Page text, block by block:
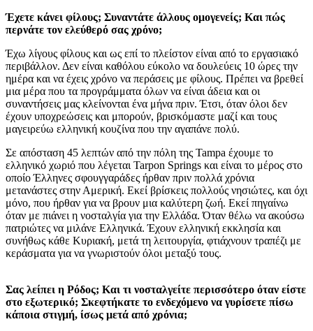
Έχετε κάνει φίλους; Συναντάτε άλλους ομογενείς; Και πώς
περνάτε τον ελεύθερό σας χρόνο;
Έχω λίγους φίλους και ως επί το πλείστον είναι από το εργασιακό
περιβάλλον. Δεν είναι καθόλου εύκολο να δουλεύεις 10 ώρες την
ημέρα και να έχεις χρόνο να περάσεις με φίλους. Πρέπει να βρεθεί
μια μέρα που τα προγράμματα όλων να είναι άδεια και οι
συναντήσεις μας κλείνονται ένα μήνα πριν. Έτσι, όταν όλοι δεν
έχουν υποχρεώσεις και μπορούν, βρισκόμαστε μαζί και τους
μαγειρεύω ελληνική κουζίνα που την αγαπάνε πολύ.
Σε απόσταση 45 λεπτών από την πόλη της Tampa έχουμε το
ελληνικό χωριό που λέγεται Tarpon Springs και είναι το μέρος στο
οποίο Έλληνες σφουγγαράδες ήρθαν πριν πολλά χρόνια
μετανάστες στην Αμερική. Εκεί βρίσκεις πολλούς νησιώτες, και όχι
μόνο, που ήρθαν για να βρουν μια καλύτερη ζωή. Εκεί πηγαίνω
όταν με πιάνει η νοσταλγία για την Ελλάδα. Όταν θέλω να ακούσω
πατριώτες να μιλάνε Ελληνικά. Έχουν ελληνική εκκλησία και
συνήθως κάθε Κυριακή, μετά τη λειτουργία, φτιάχνουν τραπέζι με
κεράσματα για να γνωριστούν όλοι μεταξύ τους.
Σας λείπει η Ρόδος; Και τι νοσταλγείτε περισσότερο όταν είστε
στο εξωτερικό; Σκεφτήκατε το ενδεχόμενο να γυρίσετε πίσω
κάποια στιγμή, ίσως μετά από χρόνια;